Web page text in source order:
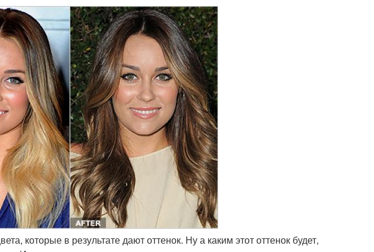
которые в результате дают оттенок. Ну а каким этот оттенок будет,